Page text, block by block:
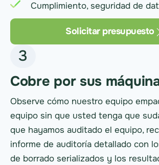
Cumplimiento, seguridad de
Solicitar presupuesto
3
Cobre por sus
Observe cómo nuestro equipo
equipo sin que usted tenga que
que hayamos auditado el equipo,
informe de auditoría detallado con
de borrado serializados y los